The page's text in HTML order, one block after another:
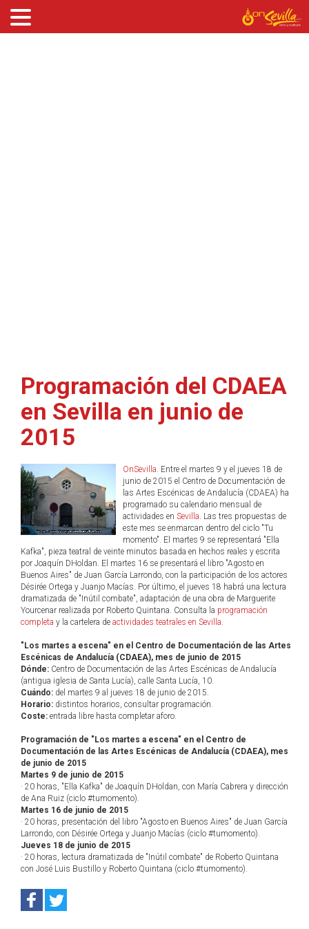
Programación del CDAEA
en Sevilla en junio de
2015
OnSevilla. Entre el martes 9 y el jueves 18 de
junio de 2015 el Centro de Documentación de
las Artes Escénicas de Andalucía (CDAEA) ha
programado su calendario mensual de
actividades en Sevilla. Las tres propuestas de
este mes se enmarcan dentro del ciclo "Tu
momento". El martes 9 se representará "Ella
Kafka", pieza teatral de veinte minutos basada en hechos reales y escrita
por Joaquín DHoldan. El martes 16 se presentará el libro "Agosto en
Buenos Aires" de Juan García Larrondo, con la participación de los actores
Désirée Ortega y Juanjo Macías. Por último, el jueves 18 habrá una lectura
dramatizada de "Inútil combate", adaptación de una obra de Marguerite
Yourcenar realizada por Roberto Quintana. Consulta la programación
completa y la cartelera de actividades teatrales en Sevilla.
"Los martes a escena" en el Centro de Documentación de las Artes
Escénicas de Andalucía (CDAEA), mes de junio de 2015
Dónde: Centro de Documentación de las Artes Escénicas de Andalucía
(antigua iglesia de Santa Lucía), calle Santa Lucía, 10.
Cuándo: del martes 9 al jueves 18 de junio de 2015.
Horario: distintos horarios, consultar programación.
Coste: entrada libre hasta completar aforo.
Programación de "Los martes a escena" en el Centro de
Documentación de las Artes Escénicas de Andalucía (CDAEA), mes
de junio de 2015
Martes 9 de junio de 2015
· 20 horas, "Ella Kafka" de Joaquín DHoldan, con María Cabrera y dirección
de Ana Ruiz (ciclo #tumomento).
Martes 16 de junio de 2015
· 20 horas, presentación del libro "Agosto en Buenos Aires" de Juan García
Larrondo, con Désirée Ortega y Juanjo Macías (ciclo #tumomento).
Jueves 18 de junio de 2015
· 20 horas, lectura dramatizada de "Inútil combate" de Roberto Quintana
con José Luis Bustillo y Roberto Quintana (ciclo #tumomento).